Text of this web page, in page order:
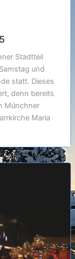
Stadtteil
und
statt. Dieses
denn bereits
Münchner
Maria